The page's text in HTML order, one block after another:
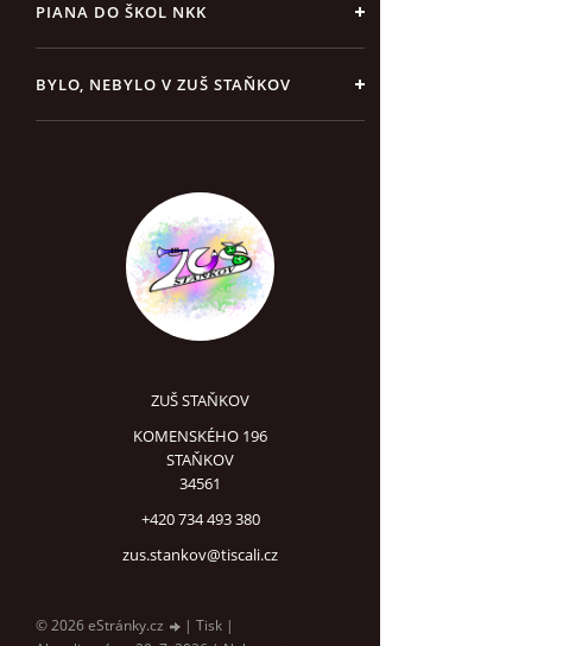
PIANA DO ŠKOL NKK
BYLO, NEBYLO V ZUŠ STAŇKOV
ZUŠ STAŇKOV
KOMENSKÉHO 196
STAŇKOV
34561
+420 734 493 380
zus.stankov@tiscali.cz
© 2026 eStránky.cz | Tisk |